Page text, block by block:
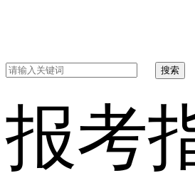
搜索
报考